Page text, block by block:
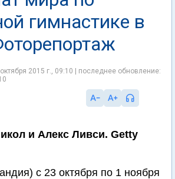
гимнастике в
2015 г., 09:10 | последнее обновление:
и Алекс Ливси. Getty
с 23 октября по 1 ноября